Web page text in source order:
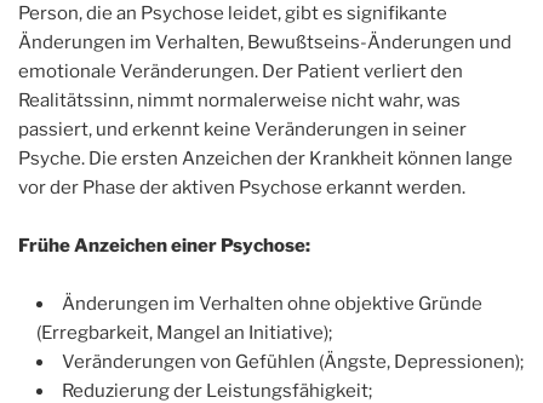
Person, die an Psychose leidet, gibt es signifikante
Änderungen im Verhalten, Bewußtseins-Änderungen und
emotionale Veränderungen. Der Patient verliert den
Realitätssinn, nimmt normalerweise nicht wahr, was
passiert, und erkennt keine Veränderungen in seiner
Psyche. Die ersten Anzeichen der Krankheit können lange
vor der Phase der aktiven Psychose erkannt werden.
Frühe Anzeichen einer Psychose:
Änderungen im Verhalten ohne objektive Gründe
(Erregbarkeit, Mangel an Initiative);
Veränderungen von Gefühlen (Ängste, Depressionen);
Reduzierung der Leistungsfähigkeit;